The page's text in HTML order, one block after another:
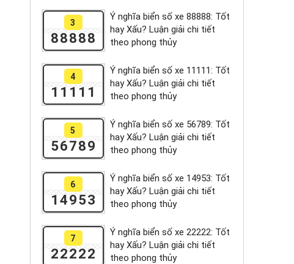
3
88888
Ý nghĩa biển số xe 88888: Tốt
hay Xấu? Luận giải chi tiết
theo phong thủy
4
11111
Ý nghĩa biển số xe 11111: Tốt
hay Xấu? Luận giải chi tiết
theo phong thủy
5
56789
Ý nghĩa biển số xe 56789: Tốt
hay Xấu? Luận giải chi tiết
theo phong thủy
6
14953
Ý nghĩa biển số xe 14953: Tốt
hay Xấu? Luận giải chi tiết
theo phong thủy
7
22222
Ý nghĩa biển số xe 22222: Tốt
hay Xấu? Luận giải chi tiết
theo phong thủy